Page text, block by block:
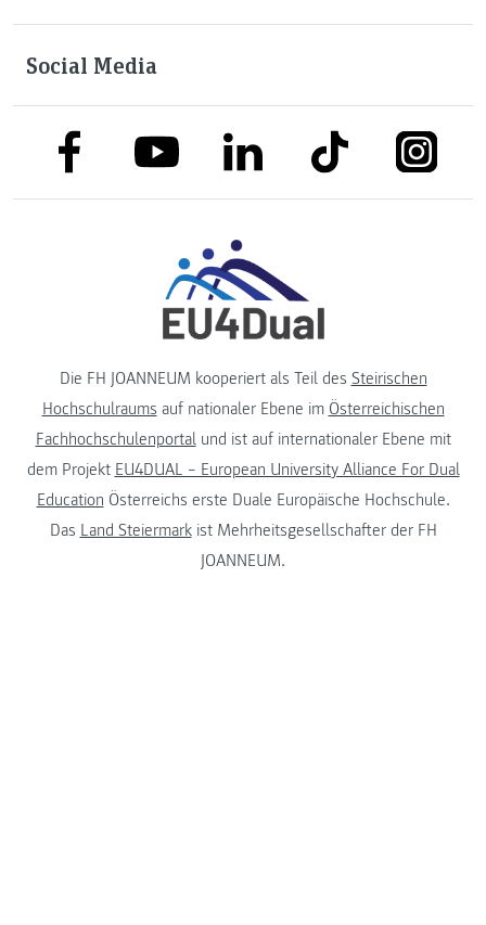
Social Media
link to facebooklink to youtubelink to linkedinlink to tiktok
Die FH JOANNEUM kooperiert als Teil des Steirischen
Hochschulraums auf nationaler Ebene im Österreichischen
Fachhochschulenportalund ist auf internationaler Ebene mit
dem Projekt EU4DUAL – European University Alliance For Dual
Education Österreichs erste Duale Europäische Hochschule.
Das Land Steiermarkist Mehrheitsgesellschafter der FH
JOANNEUM.